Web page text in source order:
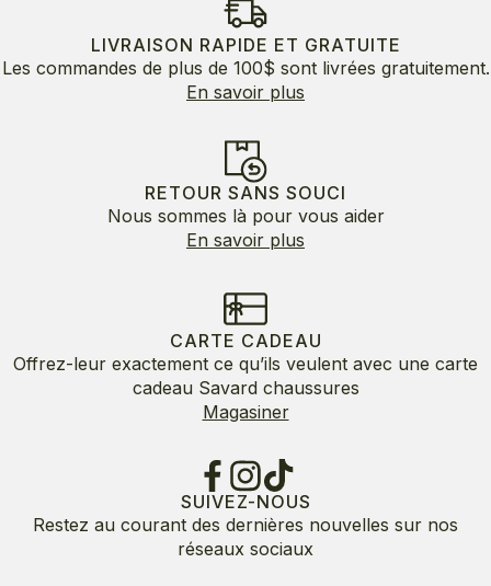
LIVRAISON RAPIDE ET GRATUITE
Les commandes de plus de 100$ sont livrées gratuitement.
En savoir plus
RETOUR SANS SOUCI
Nous sommes là pour vous aider
En savoir plus
CARTE CADEAU
Offrez-leur exactement ce qu’ils veulent avec une carte
cadeau Savard chaussures
Magasiner
SUIVEZ-NOUS
Restez au courant des dernières nouvelles sur nos
réseaux sociaux